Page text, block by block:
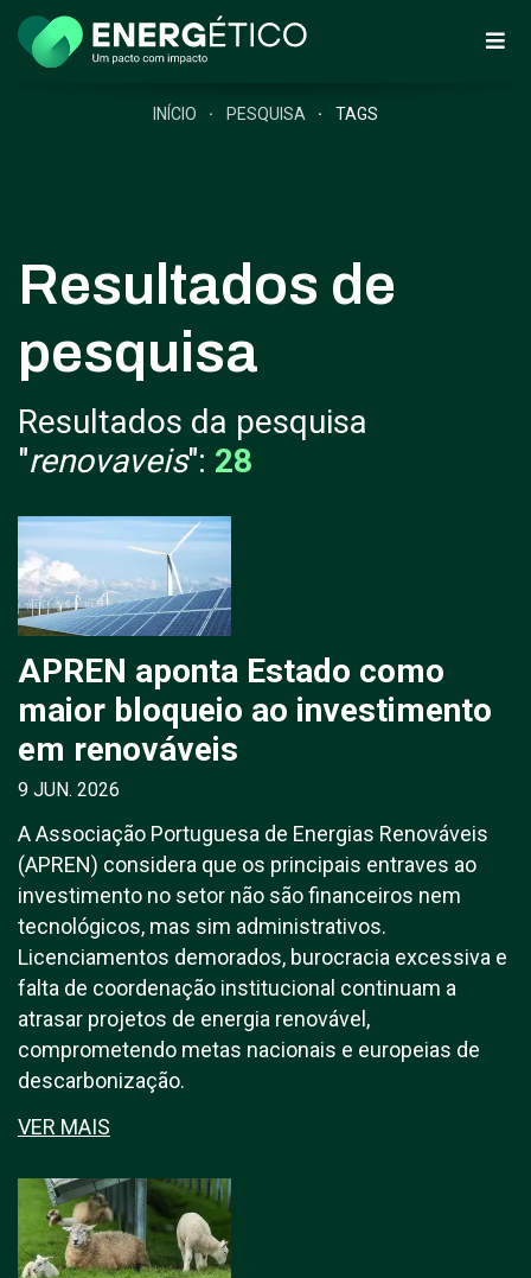
INÍCIO PESQUISA TAGS
Resultados de
pesquisa
Resultados da pesquisa
"renovaveis": 28
APREN aponta Estado como
maior bloqueio ao investimento
em renováveis
9 JUN. 2026
A Associação Portuguesa de Energias Renováveis
(APREN) considera que os principais entraves ao
investimento no setor não são financeiros nem
tecnológicos, mas sim administrativos.
Licenciamentos demorados, burocracia excessiva e
falta de coordenação institucional continuam a
atrasar projetos de energia renovável,
comprometendo metas nacionais e europeias de
descarbonização.
VER MAIS